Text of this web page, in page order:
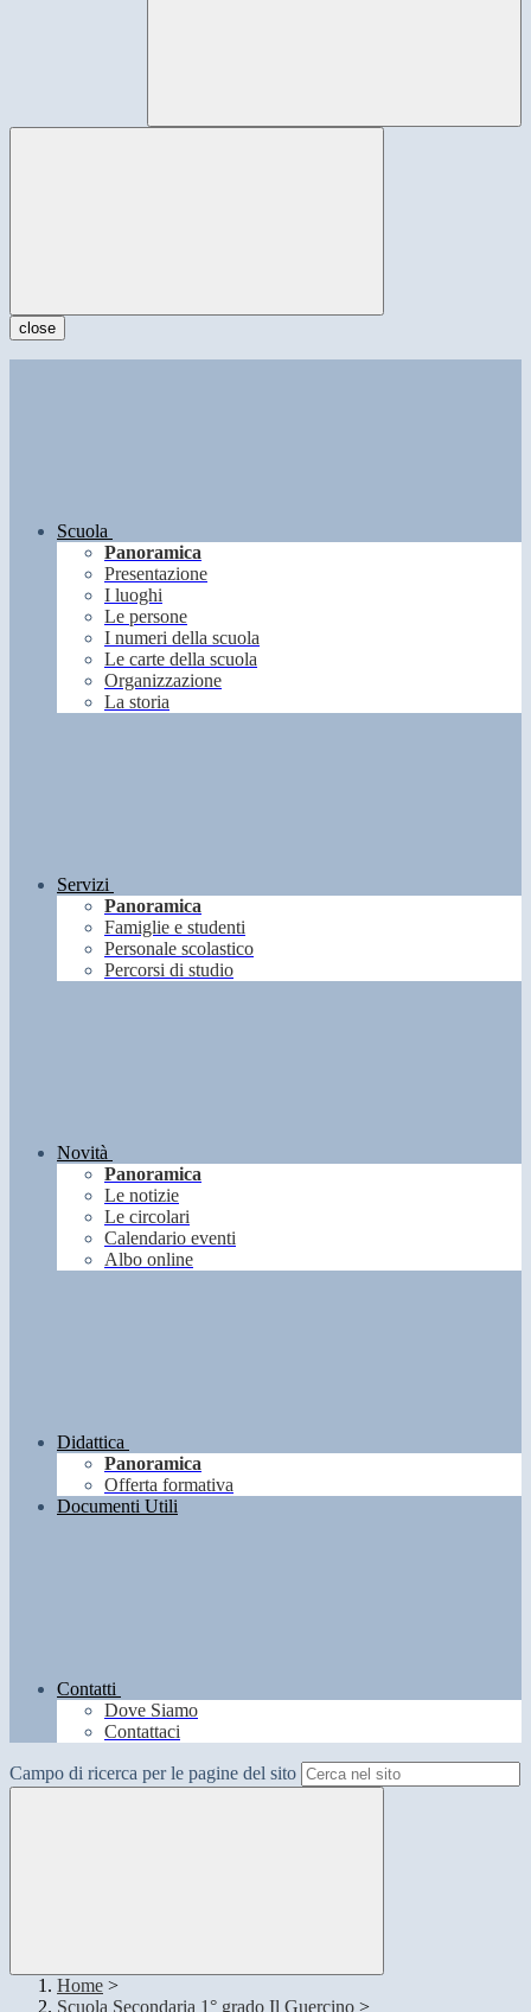
close
Scuola
Panoramica
Presentazione
I luoghi
Le persone
I numeri della scuola
Le carte della scuola
Organizzazione
La storia
Servizi
Panoramica
Famiglie e studenti
Personale scolastico
Percorsi di studio
Novità
Panoramica
Le notizie
Le circolari
Calendario eventi
Albo online
Didattica
Panoramica
Offerta formativa
Documenti Utili
Contatti
Dove Siamo
Contattaci
Campo di ricerca per le pagine del sito
Home >
Scuola Secondaria 1° grado Il Guercino >